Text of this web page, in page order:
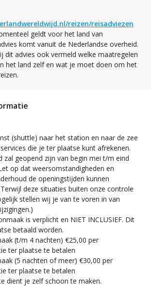
reizen/reisadviezen
geldt voor het land van
komt vanuit de Nederlandse overheid.
dit advies ook vermeld welke maatregelen
het land zelf en wat je moet doen om het
(shuttle) naar het station en naar de zee
die je ter plaatse kunt afrekenen.
zal geopend zijn van begin mei t/m eind
op dat weersomstandigheden en
de openingstijden kunnen
deze situaties buiten onze controle
stellen wij je van te voren in van
is verplicht en NIET INCLUSIEF. Dit
betaald worden.
(t/m 4 nachten) €25,00 per
ter plaatse te betalen
(5 nachten of meer) €30,00 per
ter plaatse te betalen
dient je zelf schoon te maken.